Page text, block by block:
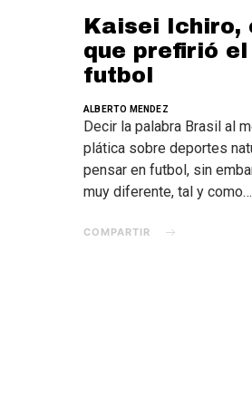
Kaisei Ichiro,
que prefirió
futbol
ALBERTO MENDEZ
Decir la palabra Brasil al
plática sobre deportes
pensar en futbol, sin
muy diferente, tal y como…
COMPARTIR